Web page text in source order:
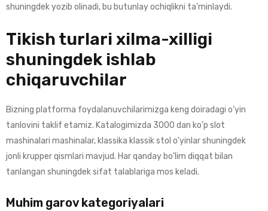
shuningdek yozib olinadi, bu butunlay ochiqlikni ta’minlaydi.
Tikish turlari xilma-xilligi
shuningdek ishlab
chiqaruvchilar
Bizning platforma foydalanuvchilarimizga keng doiradagi o’yin
tanlovini taklif etamiz. Katalogimizda 3000 dan ko’p slot
mashinalari mashinalar, klassika klassik stol o’yinlar shuningdek
jonli krupper qismlari mavjud. Har qanday bo’lim diqqat bilan
tanlangan shuningdek sifat talablariga mos keladi.
Muhim garov kategoriyalari